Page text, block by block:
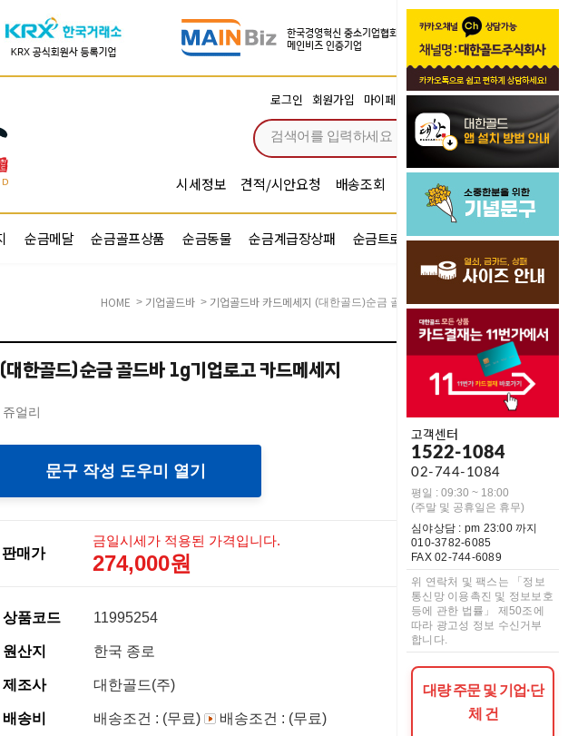
로그인 회원가입 마이페이지 주문조회 장바구니 0
시세정보 견적/시안요청 배송조회 시안확인 기념문구예문
순금메달 순금골프상품 순금동물 순금계급장상패 순금트로피 순금기업반지
고객센터
1522-1084
02-744-1084
평일 : 09:30 ~ 18:00
(주말 및 공휴일은 휴무)
심야상담 : pm 23:00 까지
010-3782-6085
FAX 02-744-6089
위 연락처 및 팩스는 「정보
통신망 이용촉진 및 정보보호
등에 관한 법률」 제50조에
따라 광고성 정보 수신거부
합니다.
대량 주문 및 기업·단
체 건
HOME > 기업골드바 > 기업골드바 카드메세지 (대한골드)순금 골드바 1g기업로고 카드메세지
(대한골드)순금 골드바 1g기업로고 카드메세지
쥬얼리
문구 작성 도우미 열기
판매가
금일시세가 적용된 가격입니다.
274,000원
상품코드 11995254
원산지 한국 종로
제조사 대한골드(주)
배송비 배송조건 : (무료) 배송조건 : (무료)